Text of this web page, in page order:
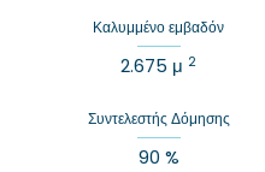
Καλυμμένο εμβαδόν
2.675 μ 2
Συντελεστής Δόμησης
90 %